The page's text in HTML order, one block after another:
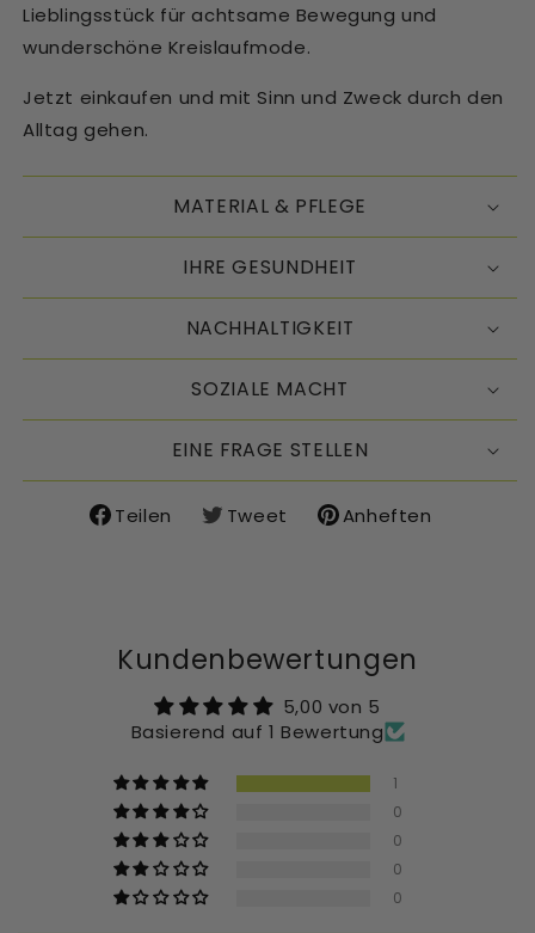
Lieblingsstück für achtsame Bewegung und
wunderschöne Kreislaufmode.
Jetzt einkaufen und mit Sinn und Zweck durch den
Alltag gehen.
MATERIAL & PFLEGE
IHRE GESUNDHEIT
NACHHALTIGKEIT
SOZIALE MACHT
EINE FRAGE STELLEN
Teilen
Auf
Tweet
Auf
Anheften
Auf
Kundenbewertungen
5,00 von 5
Basierend auf 1 Bewertung
1
0
0
0
0